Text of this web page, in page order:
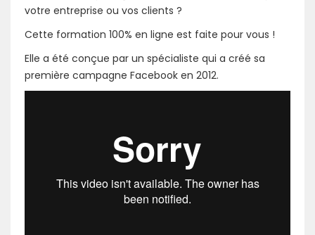
votre entreprise ou vos clients ?
Cette formation 100% en ligne est faite pour vous !
Elle a été conçue par un spécialiste qui a créé sa
première campagne Facebook en 2012.